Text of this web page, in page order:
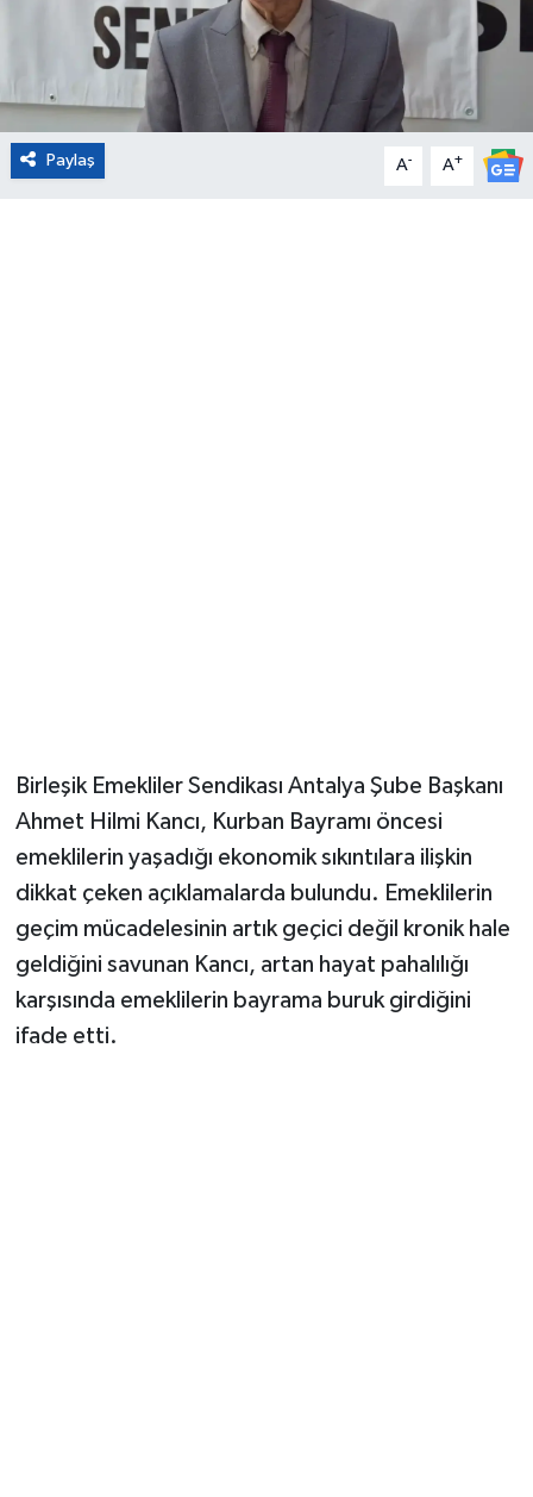
Paylaş A- A+
Birleşik Emekliler Sendikası Antalya Şube Başkanı
Ahmet Hilmi Kancı, Kurban Bayramı öncesi
emeklilerin yaşadığı ekonomik sıkıntılara ilişkin
dikkat çeken açıklamalarda bulundu. Emeklilerin
geçim mücadelesinin artık geçici değil kronik hale
geldiğini savunan Kancı, artan hayat pahalılığı
karşısında emeklilerin bayrama buruk girdiğini
ifade etti.
Çevre
Kültür ve Sanat
Sivil Toplum